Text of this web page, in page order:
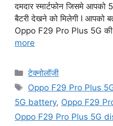
दमदार स्मार्टफोन जिसमे
बैटरी देखने को मिलेगी l आपको
Oppo F29 Pro Plus 5G की
more
Categories
टेक्नोलॉजी
Tags
Oppo F29 Pro Plus
5G battery, Oppo F29
Oppo F29 Pro Plus 5G